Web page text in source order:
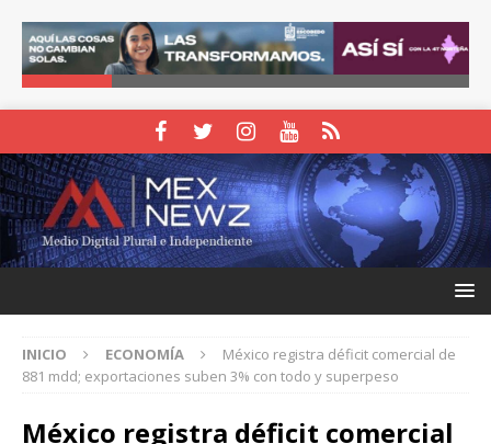
INICIO ECONOMÍA
México registra déficit comercial de
881 mdd; exportaciones suben 3% con todo y superpeso
México registra déficit comercial